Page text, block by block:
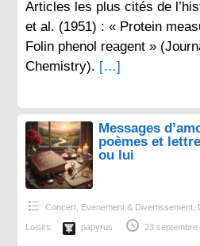
Articles les plus cités de
et al. (1951) : « Protein
Folin phenol reagent »
Chemistry). […]
Messages
poèmes et
ou lui
Concert, Evenement & Divertissement,
Loisirs papyrus 23 septembre